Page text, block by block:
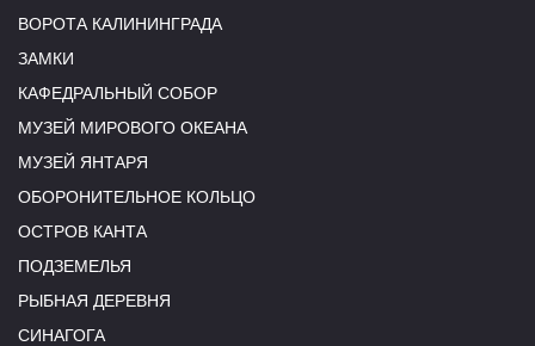
ВОРОТА КАЛИНИНГРАДА
ЗАМКИ
КАФЕДРАЛЬНЫЙ СОБОР
МУЗЕЙ МИРОВОГО ОКЕАНА
МУЗЕЙ ЯНТАРЯ
ОБОРОНИТЕЛЬНОЕ КОЛЬЦО
ОСТРОВ КАНТА
ПОДЗЕМЕЛЬЯ
РЫБНАЯ ДЕРЕВНЯ
СИНАГОГА